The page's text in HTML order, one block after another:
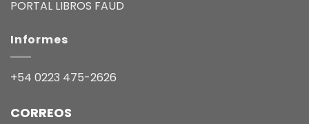
PORTAL LIBROS FAUD
Informes
+54 0223 475-2626
CORREOS